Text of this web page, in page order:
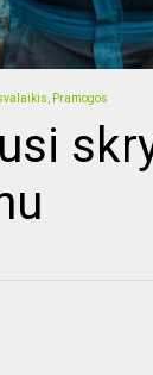
Pramogos